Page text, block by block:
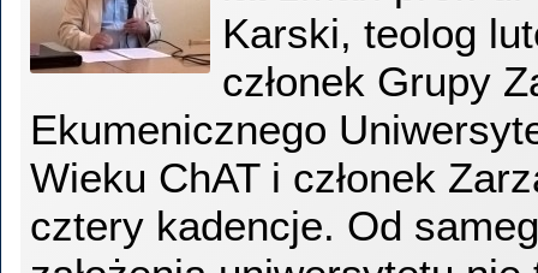
Karski, teolog
członek Grupy
Ekumenicznego
Wieku ChAT i członek
cztery kadencje. Od